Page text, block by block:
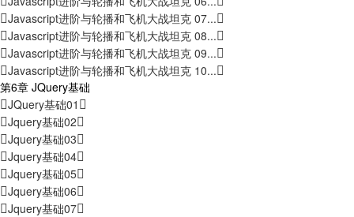
Javascript进阶与轮播和飞机大战坦克 07...
Javascript进阶与轮播和飞机大战坦克 08...
Javascript进阶与轮播和飞机大战坦克 09...
Javascript进阶与轮播和飞机大战坦克 10...
第6章 JQuery基础
JQuery基础01
Jquery基础02
Jquery基础03
Jquery基础04
Jquery基础05
Jquery基础06
Jquery基础07